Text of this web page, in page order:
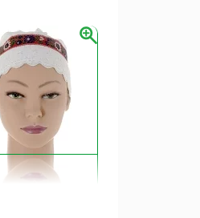
nazývaným
v jednotlivých
vývoj
o sociálnom
a zdobenie